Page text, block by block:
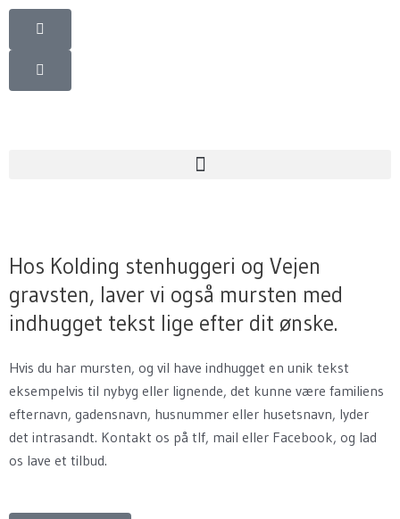
Gå
indholdet
Hos Kolding stenhuggeri og Vejen
gravsten, laver vi også mursten med
indhugget tekst lige efter dit ønske.
Hvis du har mursten, og vil have indhugget en unik tekst
eksempelvis til nybyg eller lignende, det kunne være familiens
efternavn, gadensnavn, husnummer eller husetsnavn, lyder
det intrasandt. Kontakt os på tlf, mail eller Facebook, og lad
os lave et tilbud.